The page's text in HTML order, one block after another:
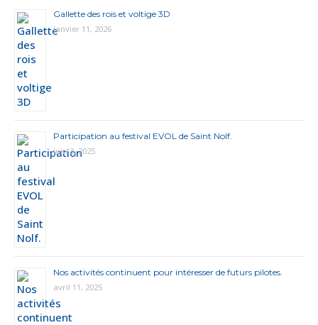
Gallette des rois et voltige 3D
janvier 11, 2026
Participation au festival EVOL de Saint Nolf.
juin 3, 2025
Nos activités continuent pour intéresser de futurs pilotes.
avril 11, 2025